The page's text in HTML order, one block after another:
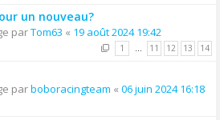
un nouveau?
parTom63 « 19 août 2024 19:42
1 … 11 12 13 14
parboboracingteam « 06 juin 2024 16:18